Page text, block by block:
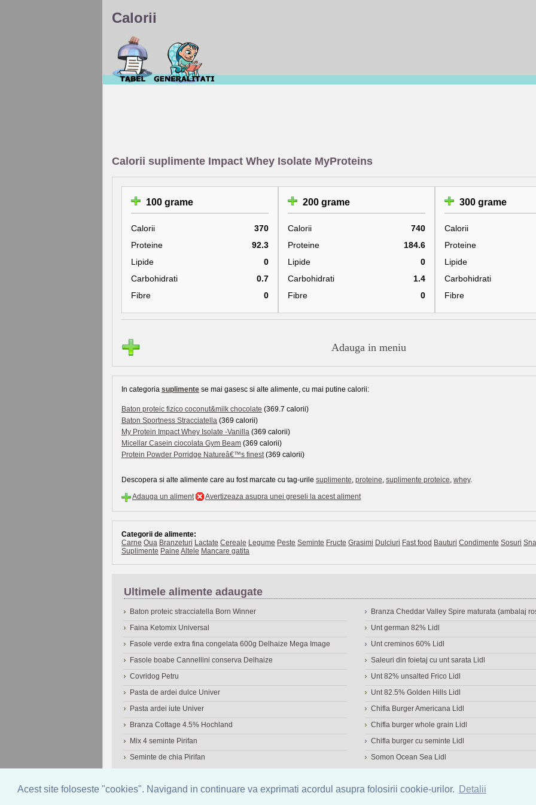
Acest site foloseste "cookies". Navigand in continuare va exprimati acordul asupra folosirii cookie-urilor. Detalii
Calorii
Calorii suplimente Impact Whey Isolate MyProteins
100 grame
Calorii
370
Proteine
92.3
Lipide
0
Carbohidrati
0.7
Fibre
0
200 grame
Calorii
740
Proteine
184.6
Lipide
0
Carbohidrati
1.4
Fibre
0
300 grame
Calorii
Proteine
Lipide
Carbohidrati
Fibre
Adauga in meniu
In categoria suplimente se mai gasesc si alte alimente, cu mai putine calorii:
Baton proteic fizico coconut&milk chocolate (369.7 calorii)
Baton Sportness Stracciatella (369 calorii)
My Protein Impact Whey Isolate -Vanilla (369 calorii)
Micellar Casein ciocolata Gym Beam (369 calorii)
Protein Powder Porridge Natureâ€™s finest(369 calorii)
Descopera si alte alimente care au fost marcate cu tag-urile suplimente, proteine, suplimente proteice, whey.
Adauga un aliment
Avertizeaza asupra unei greseli la acest aliment
Categorii de alimente:
Carne Oua Branzeturi Lactate Cereale Legume Peste Seminte Fructe Grasimi Dulciuri Fast food Bauturi Condimente Sosuri
Suplimente Paine Altele Mancare gatita
Ultimele alimente adaugate
Baton proteic stracciatella Born Winner
Faina Ketomix Universal
Fasole verde extra fina congelata 600g Delhaize Mega Image
Fasole boabe Cannellini conserva Delhaize
Covridog Petru
Pasta de ardei dulce Univer
Pasta ardei iute Univer
Branza Cottage 4.5% Hochland
Mix 4 seminte Pirifan
Seminte de chia Pirifan
Branza Cheddar Valley Spire maturata (ambalaj
Unt german 82% Lidl
Unt creminos 60% Lidl
Saleuri din foietaj cu unt sarata Lidl
Unt 82% unsalted Frico Lidl
Unt 82.5% Golden Hills Lidl
Chifla Burger Americana Lidl
Chifla burger whole grain Lidl
Chifla burger cu seminte Lidl
Somon Ocean Sea Lidl
© 2006-2026 OneDen.com|Cautare avansata de alimente | Calculator calorii| Calorii consumate|IMC